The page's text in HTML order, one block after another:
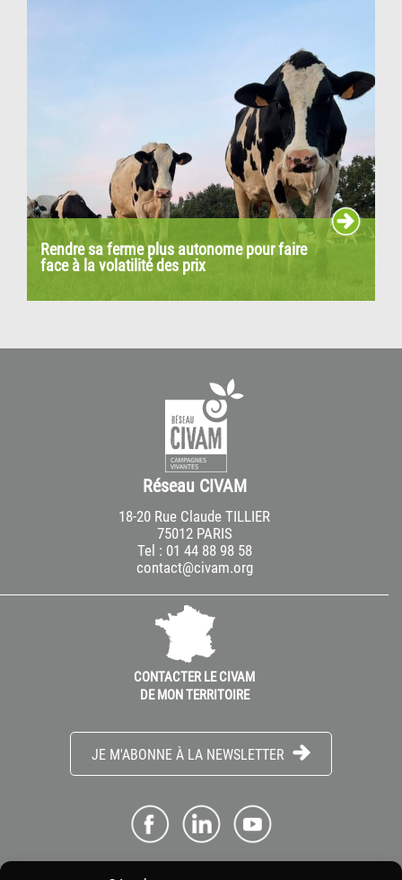
Rendre sa ferme plus autonome pour faire
face à la volatilité des prix
environnementale et climatique, c’est le travail fourni
Les systèmes pâturants offrent une voie
L’analyse des différences de résultats 2019 entre les
systèmes pâturants* des fermes CIVAM et la
moyenne des fermes laitières du Grand Ouest...
Réseau CIVAM
18-20 Rue Claude TILLIER
75012 PARIS
Tel : 01 44 88 98 58
contact@civam.org
CONTACTER LE CIVAM
DE MON TERRITOIRE
JE M'ABONNE À LA NEWSLETTER